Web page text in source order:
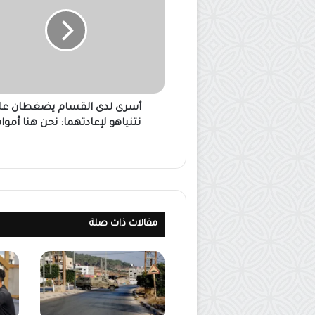
أسرى لدى القسام يضغطان
نتنياهو لإعادتهما: نحن هنا
مقالات ذات صلة